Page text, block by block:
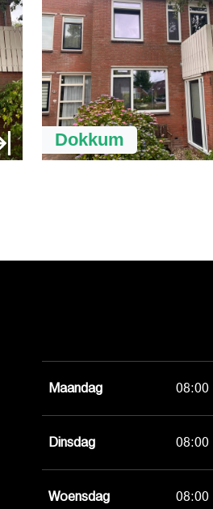
Dokkum
Maandag 08:00
Dinsdag 08:00
Woensdag 08:00